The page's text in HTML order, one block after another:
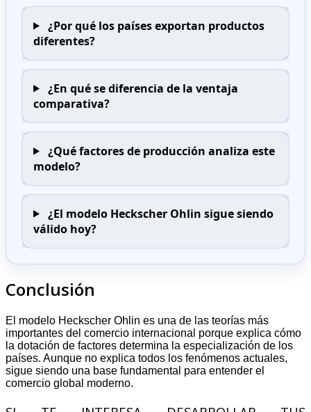
¿Por qué los países exportan productos
diferentes?
¿En qué se diferencia de la ventaja
comparativa?
¿Qué factores de producción analiza este
modelo?
¿El modelo Heckscher Ohlin sigue siendo
válido hoy?
Conclusión
El modelo Heckscher Ohlin es una de las teorías más
importantes del comercio internacional porque explica cómo
la dotación de factores determina la especialización de los
países. Aunque no explica todos los fenómenos actuales,
sigue siendo una base fundamental para entender el
comercio global moderno.